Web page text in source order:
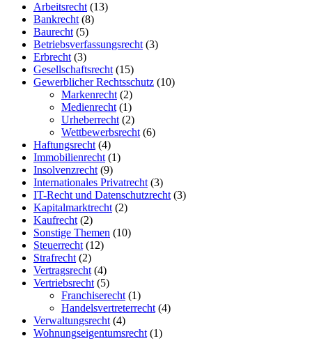
Arbeitsrecht (13)
Bankrecht (8)
Baurecht (5)
Betriebsverfassungsrecht (3)
Erbrecht (3)
Gesellschaftsrecht (15)
Gewerblicher Rechtsschutz (10)
Markenrecht (2)
Medienrecht (1)
Urheberrecht (2)
Wettbewerbsrecht (6)
Haftungsrecht (4)
Immobilienrecht (1)
Insolvenzrecht (9)
Internationales Privatrecht (3)
IT-Recht und Datenschutzrecht (3)
Kapitalmarktrecht (2)
Kaufrecht (2)
Sonstige Themen (10)
Steuerrecht (12)
Strafrecht (2)
Vertragsrecht (4)
Vertriebsrecht (5)
Franchiserecht (1)
Handelsvertreterrecht (4)
Verwaltungsrecht (4)
Wohnungseigentumsrecht (1)